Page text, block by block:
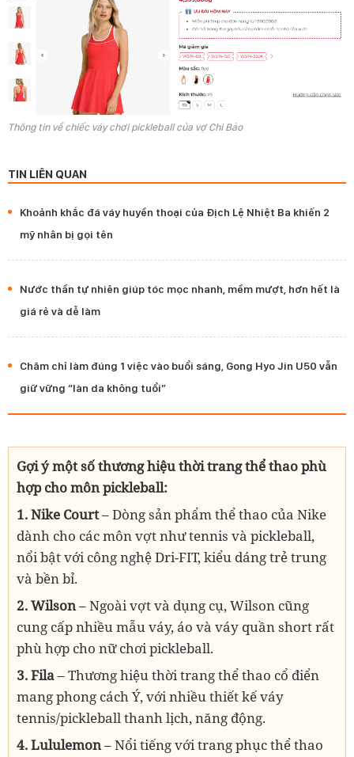
Thông tin về chiếc váy chơi pickleball của vợ Chi Bảo
TIN LIÊN QUAN
Khoảnh khắc đá váy huyền thoại của Địch Lệ Nhiệt Ba khiến 2
mỹ nhân bị gọi tên
Nước thần tự nhiên giúp tóc mọc nhanh, mềm mượt, hơn hết là
giá rẻ và dễ làm
Chăm chỉ làm đúng 1 việc vào buổi sáng, Gong Hyo Jin U50 vẫn
giữ vững “làn da không tuổi”
Gợi ý một số thương hiệu thời trang thể thao phù
hợp cho mônpickleball:
1. Nike Court– Dòng sản phẩm thể thao của Nike
dành cho các môn vợt như tennis và pickleball,
nổi bật với công nghệ Dri-FIT, kiểu dáng trẻ trung
và bền bỉ.
2.Wilson– Ngoài vợt và dụng cụ, Wilson cũng
cung cấp nhiều mẫu váy, áo và váy quần short rất
phù hợp cho nữ chơi pickleball.
3.Fila– Thương hiệu thời trang thể thao cổ điển
mang phong cách Ý, với nhiều thiết kế váy
tennis/pickleball thanh lịch, năng động.
4. Lululemon– Nổi tiếng với trang phục thể thao